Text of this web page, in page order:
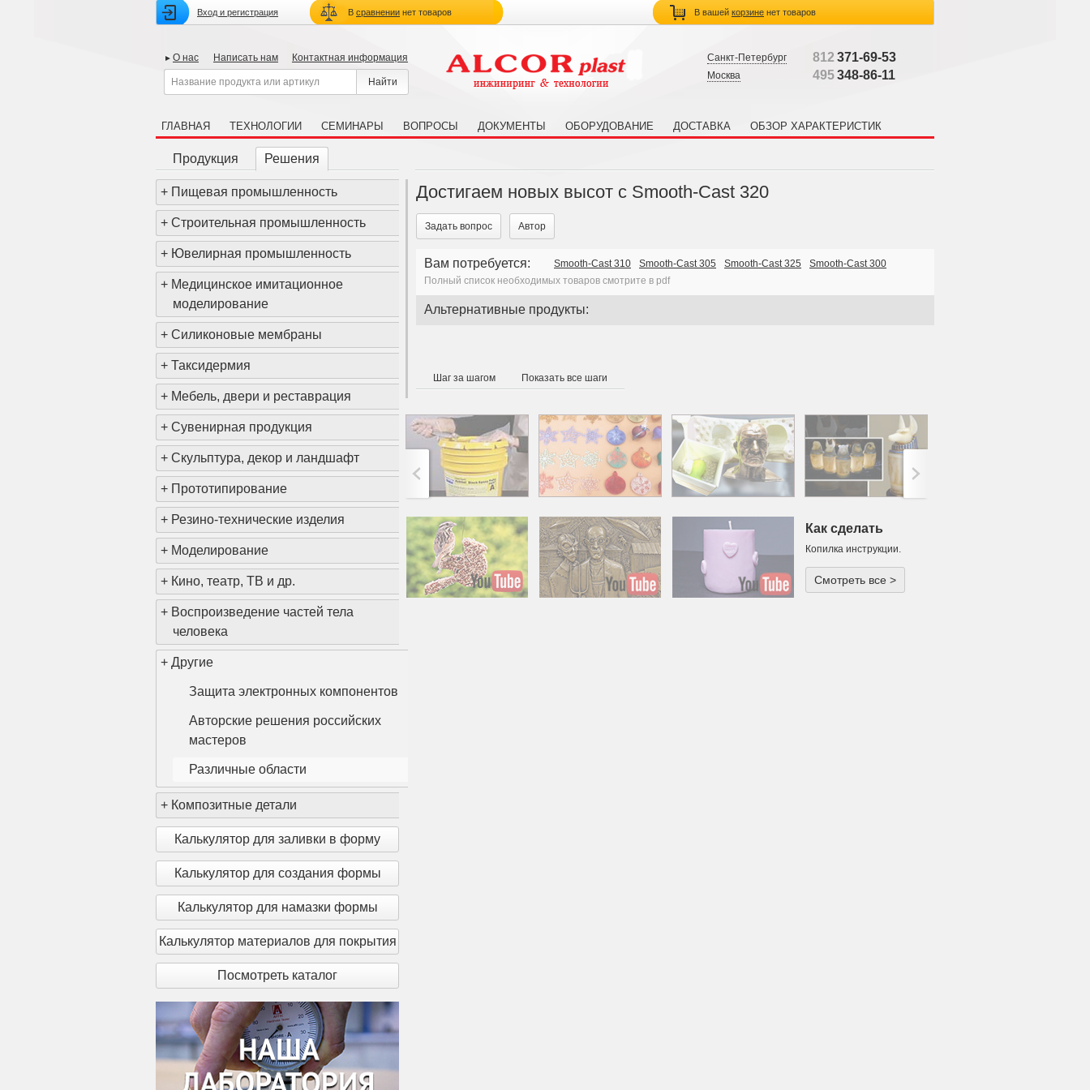
Вход и регистрация В сравнении нет товаров В вашей корзине нет товаров
О нас Написать нам Контактная информация Санкт-Петербург 812 371-69-53
Москва 495348-86-11
ГЛАВНАЯ ТЕХНОЛОГИИ СЕМИНАРЫ ВОПРОСЫ ДОКУМЕНТЫ ОБОРУДОВАНИЕ ДОСТАВКА ОБЗОР ХАРАКТЕРИСТИК
Продукция Решения
+ Пищевая промышленность
+ Строительная промышленность
+ Ювелирная промышленность
+ Медицинское имитационное
моделирование
+ Силиконовые мембраны
+ Таксидермия
+ Мебель, двери и реставрация
+ Сувенирная продукция
+ Скульптура, декор и ландшафт
+ Прототипирование
+ Резино-технические изделия
+ Моделирование
+ Кино, театр, ТВ и др.
+ Воспроизведение частей тела
человека
+ Другие
Защита электронных компонентов
Авторские решения российских
мастеров
Различные области
+ Композитные детали
Калькулятор для заливки в форму
Калькулятор для создания формы
Калькулятор для намазки формы
Калькулятор материалов для покрытия
Посмотреть каталог
Достигаем новых высот с Smooth-Cast 320
Задать вопрос Автор
Вам потребуется: Smooth-Cast 310 Smooth-Cast 305 Smooth-Cast 325
Smooth-Cast 300
Полный список необходимых товаров смотрите в pdf
Альтернативные продукты:
Шаг за шагом Показать все шаги
< >;
Как сделать
Копилка инструкции.
Смотреть все >